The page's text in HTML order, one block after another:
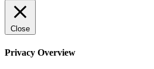
Close
Privacy Overview